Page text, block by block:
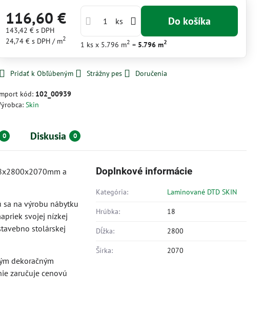
116,60 €
143,42 €s DPH
24,74 € s DPH / m2
ks Do košíka
1 ksx 5.796 m2 = 5.796 m2
Pridať k Obľúbeným Strážny pes Doručenia
kód: 102_00939
Skin
0 Diskusia 0
a
sa na výrobu nábytku
svojej nízkej
stolárskej
dekoračným
zaručuje cenovú
Doplnkové informácie
Kategória: Laminované DTD SKIN
Hrúbka: 18
Dĺžka: 2800
Šírka: 2070